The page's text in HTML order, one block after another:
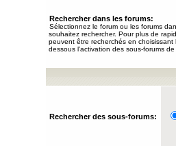
Rechercher dans les forums:
Sélectionnez le forum ou les forums
souhaitez rechercher. Pour plus de
peuvent être recherchés en
dessous l’activation des sous-forums de
Rechercher des sous-forums: